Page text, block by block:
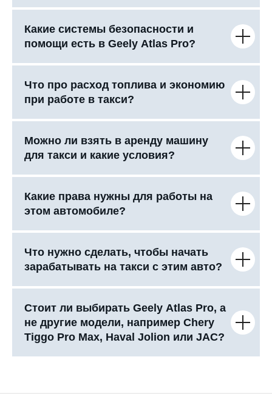
Какие системы безопасности и
помощи есть в Geely Atlas Pro?
Что про расход топлива и экономию
при работе в такси?
Можно ли взять в аренду машину
для такси и какие условия?
Какие права нужны для работы на
этом автомобиле?
Что нужно сделать, чтобы начать
зарабатывать на такси с этим авто?
Стоит ли выбирать Geely Atlas Pro, а
не другие модели, например Chery
Tiggo Pro Max, Haval Jolion или JAC?